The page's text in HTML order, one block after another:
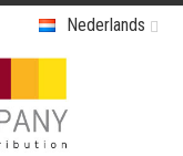
Nederlands